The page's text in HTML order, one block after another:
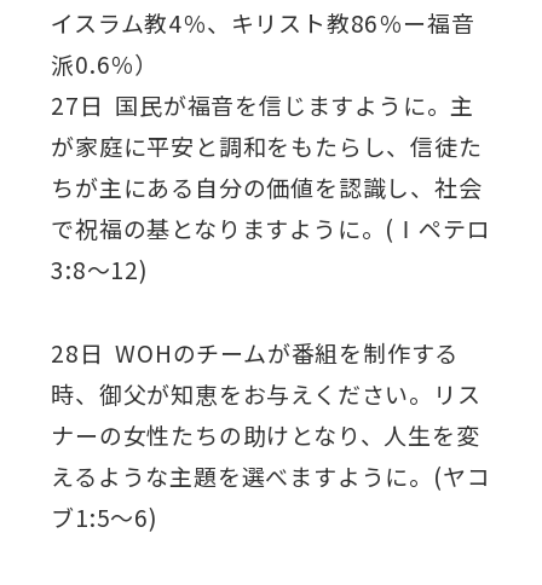
イスラム教4％、キリスト教86％ー福音
派0.6％）
27日 国民が福音を信じますように。主
が家庭に平安と調和をもたらし、信徒た
ちが主にある自分の価値を認識し、社会
で祝福の基となりますように。(Ⅰペテロ
3:8～12)
28日 WOHのチームが番組を制作する
時、御父が知恵をお与えください。リス
ナーの女性たちの助けとなり、人生を変
えるような主題を選べますように。(ヤコ
ブ1:5～6)